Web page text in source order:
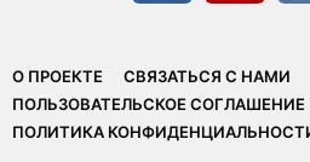
О ПРОЕКТЕ
СВЯЗАТЬСЯ С НАМИ
ПОЛЬЗОВАТЕЛЬСКОЕ СОГЛАШЕНИЕ
ПОЛИТИКА